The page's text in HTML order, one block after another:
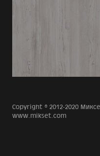
Copyright © 2012-2020
www.mikset.com